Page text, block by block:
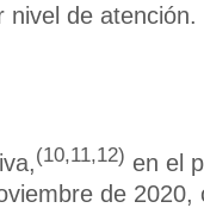
nivel de atención.
(10,11,12) en el
de 2020,